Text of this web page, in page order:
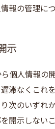
報の管理に
示
個人情報の
滞なくこれ
次のいずれ
開示しない